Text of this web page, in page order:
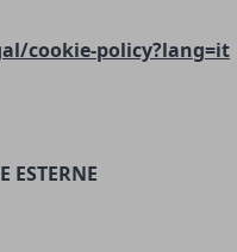
cookie-policy?lang=it
ESTERNE